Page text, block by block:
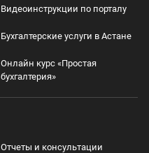
Видеоинструкции по порталу
Бухгалтерские услуги в Астане
Онлайн курс «Простая
бухгалтерия»
Отчеты и консультации